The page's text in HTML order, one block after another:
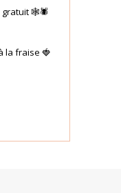
gratuit 🕸🕷
la fraise 🍓